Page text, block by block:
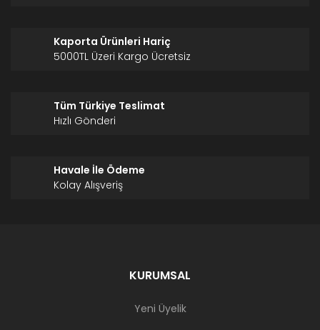
Kaporta Ürünleri Hariç
5000TL Üzeri Kargo Ücretsiz
Tüm Türkiye Teslimat
Hızlı Gönderi
Havale İle Ödeme
Kolay Alışveriş
KURUMSAL
Yeni Üyelik